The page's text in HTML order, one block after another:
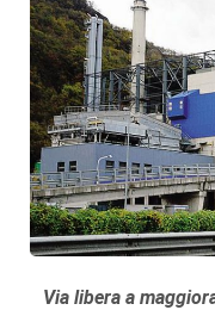
Via libera a